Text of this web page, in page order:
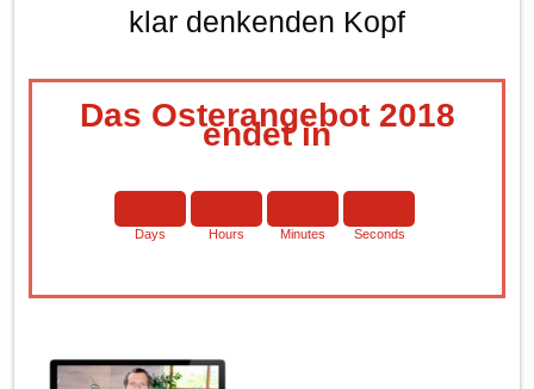
klar denkenden Kopf
Das Osterangebot 2018
endet in
Days Hours Minutes Seconds